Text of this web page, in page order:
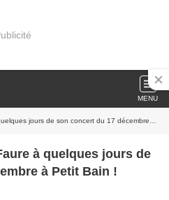
MENU
jours de son concert du 17 décembre à Petit Bain !
à quelques jours de
à Petit Bain !